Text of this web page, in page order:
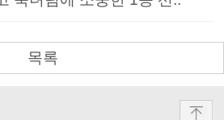
목록